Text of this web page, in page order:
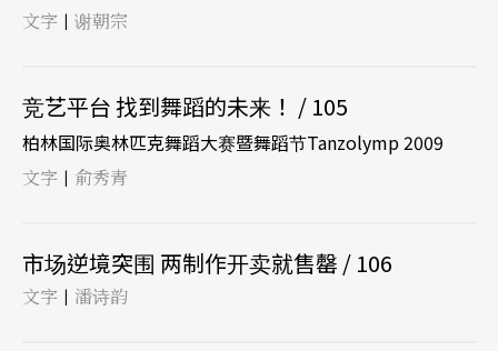
文字 | 谢朝宗
竞艺平台 找到舞蹈的未来！ / 105
柏林国际奥林匹克舞蹈大赛暨舞蹈节Tanzolymp 2009
文字 | 俞秀青
市场逆境突围 两制作开卖就售罄 / 106
文字 | 潘诗韵